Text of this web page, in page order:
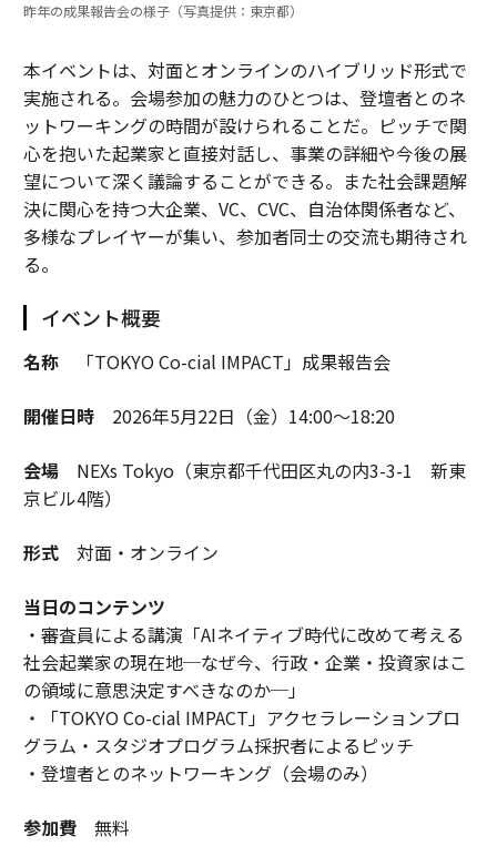
昨年の成果報告会の様子（写真提供：東京都）
本イベントは、対面とオンラインのハイブリッド形式で
実施される。会場参加の魅力のひとつは、登壇者とのネ
ットワーキングの時間が設けられることだ。ピッチで関
心を抱いた起業家と直接対話し、事業の詳細や今後の展
望について深く議論することができる。また社会課題解
決に関心を持つ大企業、VC、CVC、自治体関係者など、
多様なプレイヤーが集い、参加者同士の交流も期待され
る。
イベント概要
名称「TOKYO Co-cial IMPACT」成果報告会
開催日時2026年5月22日（金）14:00～18:20
会場NEXs Tokyo（東京都千代田区丸の内3-3-1 新東
京ビル4階）
形式対面・オンライン
当日のコンテンツ
・審査員による講演「AIネイティブ時代に改めて考える
社会起業家の現在地─なぜ今、行政・企業・投資家はこ
の領域に意思決定すべきなのか─」
・「TOKYO Co-cial IMPACT」アクセラレーションプロ
グラム・スタジオプログラム採択者によるピッチ
・登壇者とのネットワーキング（会場のみ）
参加費無料